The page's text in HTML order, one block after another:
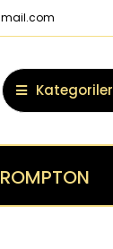
Kategoriler